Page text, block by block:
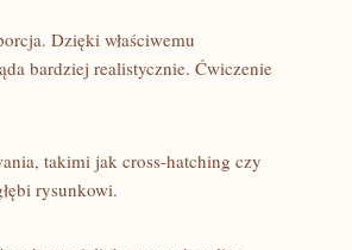
Dzięki właściwemu‍
bardziej realistycznie. ⁣Ćwiczenie
takimi jak ​cross-hatching czy
rysunkowi.